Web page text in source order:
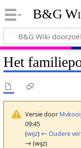
B&G
Het
Versie door
09:45
(wijz) ← Oudere
→ (wijz)